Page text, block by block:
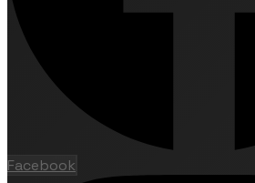
Facebook